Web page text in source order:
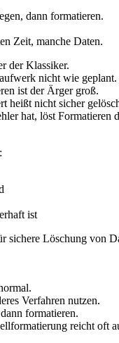
dann formatieren.
Zeit, manche Daten.
der Klassiker.
nicht wie geplant.
ist der Ärger groß.
heißt nicht sicher
hat, löst Formatieren
ist
sichere Löschung von
Verfahren nutzen.
formatieren.
reicht oft